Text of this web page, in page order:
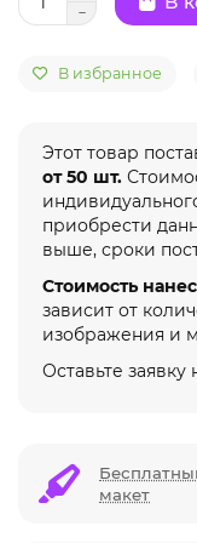
В избранное
Этот товар
от 50 шт.
приобрести
выше, сроки
Стоимость
зависит от
изображения и
Оставьте
макет